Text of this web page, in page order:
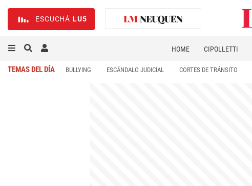
ESCUCHÁ LU5
HOME CIPOLLETTI
TEMAS DEL DÍA BULLYING ESCÁNDALO JUDICIAL CORTES DE TRÁNSITO